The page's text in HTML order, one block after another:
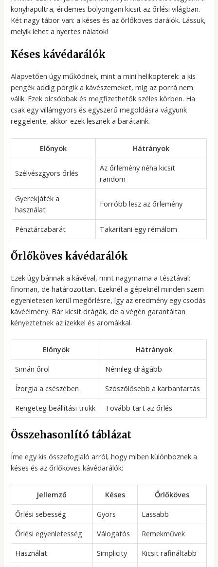
konyhapultra, érdemes bolyongani kicsit az őrlési világban.
Két nagy tábor van: a késes és az őrlőköves darálók. Lássuk,
melyik lehet a nyertes nálatok!
Késes kávédarálók
Alapvetően úgy működnek, mint a mini helikopterek: a kis
pengék addig pörgik a kávészemeket, míg az porrá nem
válik. Ezek olcsóbbak és megfizethetők széles körben. Ha
csak egy villámgyors és egyszerű megoldásra vágyunk
reggelente, akkor ezek lesznek a barátaink.
Előnyök Hátrányok
Szélvészgyors őrlés
Az őrlemény néha kicsit
random
Gyerekjáték a
használat
Forróbb lesz az őrlemény
Pénztárcabarát Takarítani egy rémálom
Őrlőköves kávédarálók
Ezek úgy bánnak a kávéval, mint nagymama a tésztával:
finoman, de határozottan. Ezeknél a gépeknél minden szem
egyenletesen kerül megőrlésre, így az eredmény egy csodás
kávéélmény. Bár kicsit drágák, de a végén garantáltan
kényeztetnek az ízekkel és aromákkal.
Előnyök
Hátrányok
Simán őröl
Némileg drágább
Ízorgia a csészében
Szöszölősebb a karbantartás
Rengeteg beállítási trükk
Tovább tart az őrlés
Összehasonlító táblázat
Íme egy kis összefoglaló arról, hogy miben különböznek a
késes és az őrlőköves kávédarálók:
Jellemző Késes
Őrlőköves
Őrlési sebesség
Gyors
Lassabb
Őrlési egyenletesség
Válogatós
Remekművek
Használat
Simplicity
Kicsit rafináltabb